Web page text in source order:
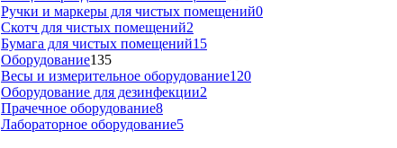
Ручки и маркеры для чистых помещений0
Скотч для чистых помещений2
Бумага для чистых помещений15
Оборудование135
Весы и измерительное оборудование120
Оборудование для дезинфекции2
Прачечное оборудование8
Лабораторное оборудование5